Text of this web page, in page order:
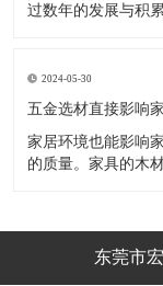
过数年的发展与积
的改造创新，设计
的新
2024-05-30
五金选材直接影响
家居环境也能影响
的质量。家具的木
金、铝合金等。不
理、焊接、机械加
东莞市